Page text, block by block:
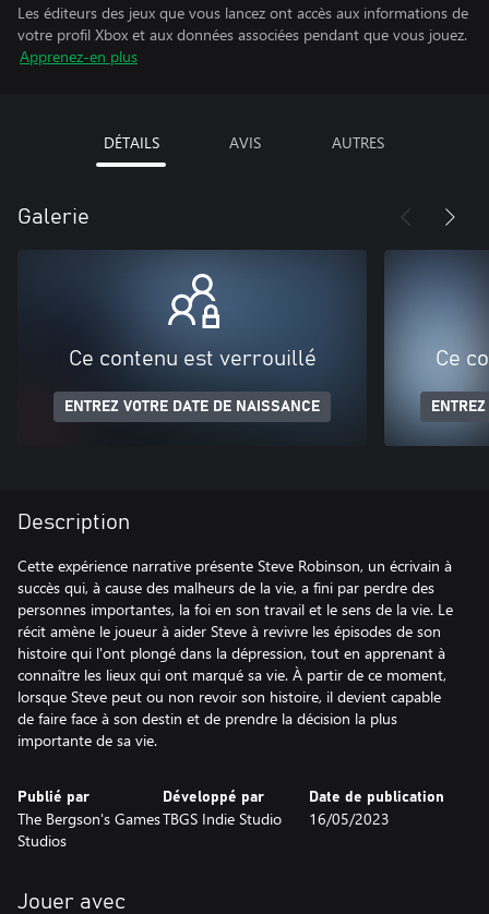
Les éditeurs des jeux que vous lancez ont accès aux informations de
votre profil Xbox et aux données associées pendant que vous jouez.
Apprenez-en plus
DÉTAILS AVIS AUTRES
Galerie
Ce contenu est verrouillé
ENTREZ VOTRE DATE DE NAISSANCE
Ce
Description
Cette expérience narrative présente Steve Robinson, un écrivain à
succès qui, à cause des malheurs de la vie, a fini par perdre des
personnes importantes, la foi en son travail et le sens de la vie. Le
récit amène le joueur à aider Steve à revivre les épisodes de son
histoire qui l'ont plongé dans la dépression, tout en apprenant à
connaître les lieux qui ont marqué sa vie. À partir de ce moment,
lorsque Steve peut ou non revoir son histoire, il devient capable
de faire face à son destin et de prendre la décision la plus
importante de sa vie.
Publié par
The Bergson's Games
Studios
Développé par
TBGS Indie Studio
Date de publication
16/05/2023
Jouer avec